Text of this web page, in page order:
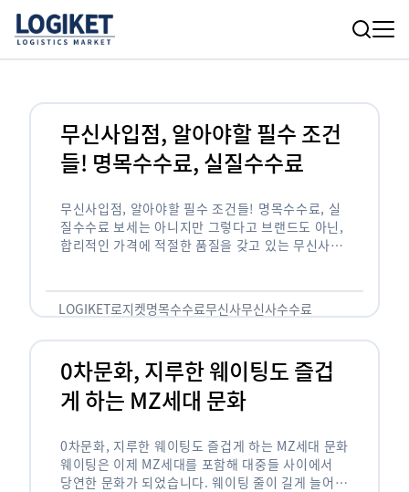
무신사입점, 알아야할 필수 조건
들! 명목수수료, 실질수수료
무신사입점, 알아야할 필수 조건들! 명목수수료, 실
질수수료 보세는 아니지만 그렇다고 브랜드도 아닌,
합리적인 가격에 적절한 품질을 갖고 있는 무신사!
LOGIKET로지켓명목수수료무신사무신사수수료
0차문화, 지루한 웨이팅도 즐겁
게 하는 MZ세대 문화
0차문화, 지루한 웨이팅도 즐겁게 하는 MZ세대 문화
웨이팅은 이제 MZ세대를 포함해 대중들 사이에서
당연한 문화가 되었습니다. 웨이팅 줄이 길게 늘어서